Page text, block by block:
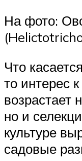
На фото:
Что
то интерес
возрастает
но и
культуре
садовые